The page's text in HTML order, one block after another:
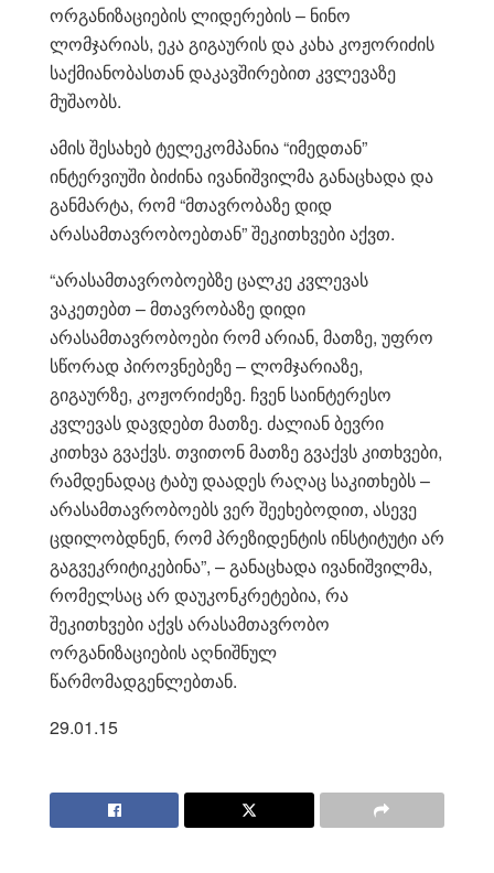
ორგანიზაციების ლიდერების – ნინო
ლომჯარიას, ეკა გიგაურის და კახა კოჟორიძის
საქმიანობასთან დაკავშირებით კვლევაზე
მუშაობს.
ამის შესახებ ტელეკომპანია “იმედთან”
ინტერვიუში ბიძინა ივანიშვილმა განაცხადა და
განმარტა, რომ “მთავრობაზე დიდ
არასამთავრობოებთან” შეკითხვები აქვთ.
“არასამთავრობოებზე ცალკე კვლევას
ვაკეთებთ – მთავრობაზე დიდი
არასამთავრობოები რომ არიან, მათზე, უფრო
სწორად პიროვნებეზე – ლომჯარიაზე,
გიგაურზე, კოჟორიძეზე. ჩვენ საინტერესო
კვლევას დავდებთ მათზე. ძალიან ბევრი
კითხვა გვაქვს. თვითონ მათზე გვაქვს კითხვები,
რამდენადაც ტაბუ დაადეს რაღაც საკითხებს –
არასამთავრობოებს ვერ შეეხებოდით, ასევე
ცდილობდნენ, რომ პრეზიდენტის ინსტიტუტი არ
გაგვეკრიტიკებინა”, – განაცხადა ივანიშვილმა,
რომელსაც არ დაუკონკრეტებია, რა
შეკითხვები აქვს არასამთავრობო
ორგანიზაციების აღნიშნულ
წარმომადგენლებთან.
29.01.15